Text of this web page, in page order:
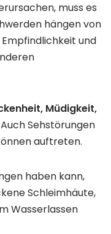
muss es
hängen von
und
Müdigkeit,
Sehstörungen
auftreten.
haben kann,
Schleimhäute,
Wasserlassen